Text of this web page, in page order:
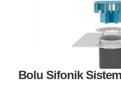
Bolu Sifonik Sistem